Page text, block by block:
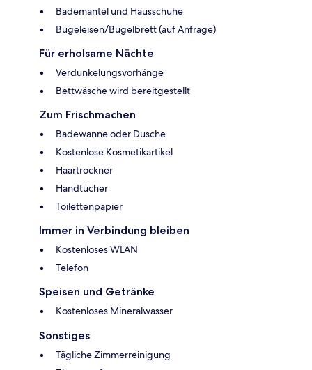
Bademäntel und Hausschuhe
Bügeleisen/Bügelbrett (auf Anfrage)
Für erholsame Nächte
Verdunkelungsvorhänge
Bettwäsche wird bereitgestellt
Zum Frischmachen
Badewanne oder Dusche
Kostenlose Kosmetikartikel
Haartrockner
Handtücher
Toilettenpapier
Immer in Verbindung bleiben
Kostenloses WLAN
Telefon
Speisen und Getränke
Kostenloses Mineralwasser
Sonstiges
Tägliche Zimmerreinigung